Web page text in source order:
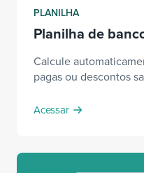
PLANILHA
Planilha de
Calcule
pagas ou descontos
Acessar